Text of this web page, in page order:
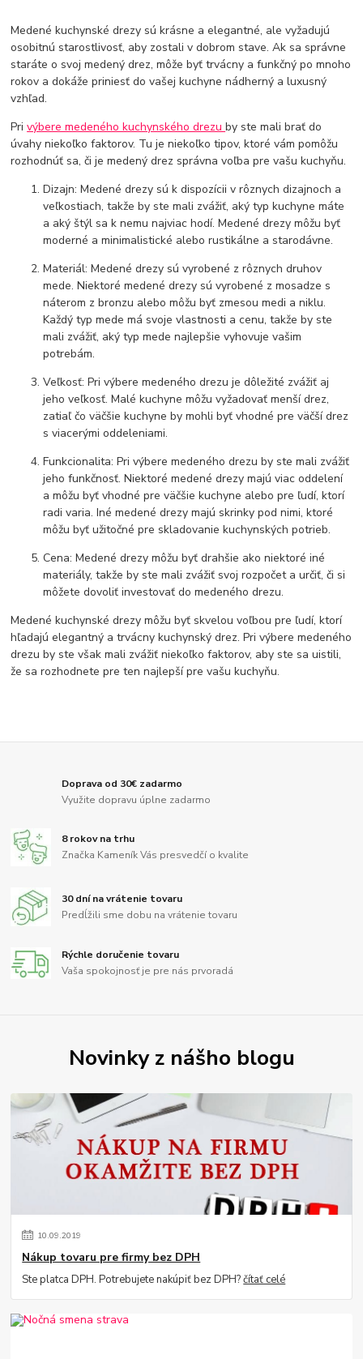
Medené kuchynské drezy sú krásne a elegantné, ale vyžadujú
osobitnú starostlivosť, aby zostali v dobrom stave. Ak sa správne
staráte o svoj medený drez, môže byť trvácny a funkčný po mnoho
rokov a dokáže priniesť do vašej kuchyne nádherný a luxusný
vzhľad.
Privýbere medeného kuchynského drezuby ste mali brať do
úvahy niekoľko faktorov. Tu je niekoľko tipov, ktoré vám pomôžu
rozhodnúť sa, či je medený drez správna voľba pre vašu kuchyňu.
Dizajn: Medené drezy sú k dispozícii v rôznych dizajnoch a
veľkostiach, takže by ste mali zvážiť, aký typ kuchyne máte
a aký štýl sa k nemu najviac hodí. Medené drezy môžu byť
moderné a minimalistické alebo rustikálne a starodávne.
Materiál: Medené drezy sú vyrobené z rôznych druhov
mede. Niektoré medené drezy sú vyrobené z mosadze s
náterom z bronzu alebo môžu byť zmesou medi a niklu.
Každý typ mede má svoje vlastnosti a cenu, takže by ste
mali zvážiť, aký typ mede najlepšie vyhovuje vašim
potrebám.
Veľkosť: Pri výbere medeného drezu je dôležité zvážiť aj
jeho veľkosť. Malé kuchyne môžu vyžadovať menší drez,
zatiaľ čo väčšie kuchyne by mohli byť vhodné pre väčší drez
s viacerými oddeleniami.
Funkcionalita: Pri výbere medeného drezu by ste mali zvážiť
jeho funkčnosť. Niektoré medené drezy majú viac oddelení
a môžu byť vhodné pre väčšie kuchyne alebo pre ľudí, ktorí
radi varia. Iné medené drezy majú skrinky pod nimi, ktoré
môžu byť užitočné pre skladovanie kuchynských potrieb.
Cena: Medené drezy môžu byť drahšie ako niektoré iné
materiály, takže by ste mali zvážiť svoj rozpočet a určiť, či si
môžete dovoliť investovať do medeného drezu.
Medené kuchynské drezy môžu byť skvelou voľbou pre ľudí, ktorí
hľadajú elegantný a trvácny kuchynský drez. Pri výbere medeného
drezu by ste však mali zvážiť niekoľko faktorov, aby ste sa uistili,
že sa rozhodnete pre ten najlepší pre vašu kuchyňu.
Doprava od 30€ zadarmo
Využite dopravu úplne zadarmo
8 rokov na trhu
Značka Kameník Vás presvedčí o kvalite
30 dní na vrátenie tovaru
Predĺžili sme dobu na vrátenie tovaru
Rýchle doručenie tovaru
Vaša spokojnosť je pre nás prvoradá
Novinky z nášho blogu
10.09.2019
Nákup tovaru pre firmy bez DPH
Ste platca DPH. Potrebujete nakúpiť bez DPH?čítať celé